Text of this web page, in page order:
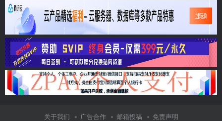
关于我们 广告合作 邮箱投稿 免责声明